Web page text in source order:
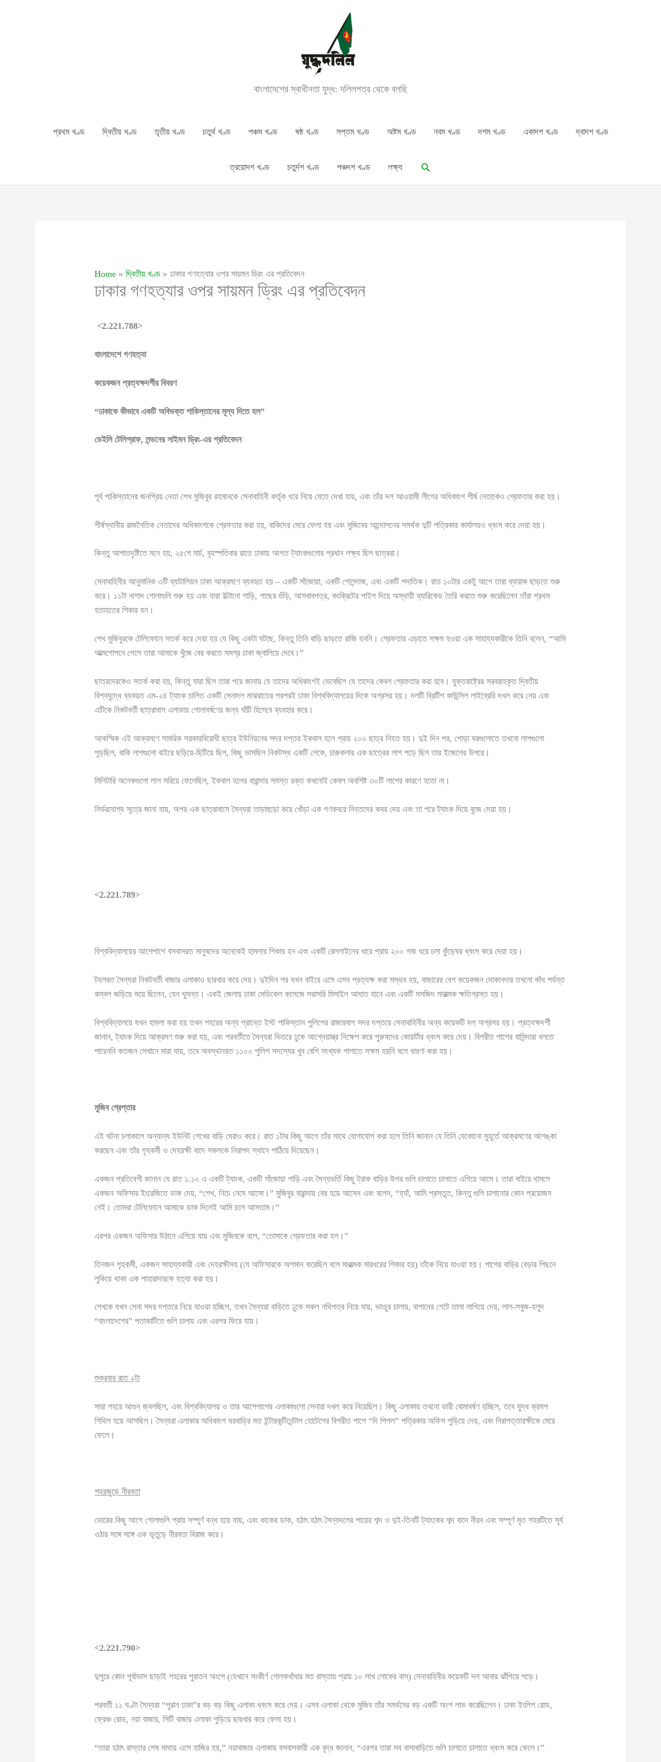
বাংলাদেশের স্বাধীনতা যুদ্ধ: দলিলপত্র থেকে বলছি
প্রথম খণ্ড দ্বিতীয় খণ্ড তৃতীয় খণ্ড চতুর্থ খণ্ড পঞ্চম খণ্ড ষষ্ঠ খণ্ড সপ্তম খণ্ড অষ্টম খণ্ড নবম খণ্ড দশম খণ্ড একাদশ খণ্ড দ্বাদশ খণ্ড
ত্রয়োদশ খণ্ড চতুর্দশ খণ্ড পঞ্চদশ খণ্ড লক্ষ্য Search
Home দ্বিতীয় খণ্ড ঢাকার গণহত্যার ওপর সায়মন ড্রিং এর প্রতিবেদন
ঢাকার গণহত্যার ওপর সায়মন ড্রিং এর প্রতিবেদন
<2.221.788>
বাংলাদেশে গণহত্যা
কয়েকজন প্রত্যক্ষদর্শীর বিবরণ
“ঢাকাকে কীভাবে একটি অবিভক্ত পাকিস্তানের মূল্য দিতে হল”
ডেইলি টেলিগ্রাফ, লন্ডনের সাইমন ড্রিং-এর প্রতিবেদন
পূর্ব পাকিস্তানের জনপ্রিয় নেতা শেখ মুজিবুর রহমানকে সেনাবাহিনী কর্তৃক ধরে নিয়ে যেতে দেখা যায়, এবং তাঁর দল আওয়ামী লীগের অধিকাংশ শীর্ষ নেতাকেও গ্রেফতার করা হয়।
শীর্ষস্থানীয় রাজনৈতিক নেতাদের অধিকাংশকে গ্রেফতার করা হয়, বাকিদের মেরে ফেলা হয় এবং মুজিবের আন্দোলনের সমর্থক দুটি পত্রিকার কার্যালয়ও ধ্বংস করে দেয়া হয়।
কিন্তু আপাতদৃষ্টিতে মনে হয়, ২৫শে মার্চ, বৃহস্পতিবার রাতে ঢাকায় আগত ট্যাংকগুলোর প্রধান লক্ষ্য ছিল ছাত্ররা।
সেনাবাহিনীর আনুমানিক ৩টি ব্যাটালিয়ন ঢাকা আক্রমণে ব্যবহৃত হয় – একটি সাঁজোয়া, একটি গোলন্দাজ, এবং একটি পদাতিক। রাত ১০টার একটু আগে তারা ব্যারাক ছাড়তে শুরু
করে। ১১টা নাগাদ গোলাগুলি শুরু হয় এবং যারা উল্টানো গাড়ি, গাছের গুঁড়ি, আসবাবপত্র, কংক্রিটের পাইপ দিয়ে অস্থায়ী ব্যারিকেড তৈরি করতে শুরু করেছিলেন তাঁরা প্রথম
হতাহতের শিকার হন।
শেখ মুজিবুরকে টেলিফোনে সতর্ক করে দেয়া হয় যে কিছু একটা ঘটছে, কিন্তু তিনি বাড়ি ছাড়তে রাজি হননি। গ্রেফতার এড়াতে সক্ষম হওয়া এক সাহায্যকারীকে তিনি বলেন, “আমি
আত্মগোপনে গেলে তারা আমাকে খুঁজে বের করতে সমগ্র ঢাকা জ্বালিয়ে দেবে।”
ছাত্রদেরকেও সতর্ক করা হয়, কিন্তু যারা ছিল তারা পরে জানায় যে তাদের অধিকাংশই ভেবেছিল যে তাদের কেবল গ্রেফতার করা হবে। যুক্তরাষ্ট্রের সরবরাহকৃত দ্বিতীয়
বিশ্বযুদ্ধে ব্যবহৃত এম-২৪ ট্যাংক চালিত একটি সেনাদল মাঝরাতের পরপরই ঢাকা বিশ্ববিদ্যালয়ের দিকে অগ্রসর হয়। দলটি ব্রিটিশ কাউন্সিল লাইব্রেরি দখল করে নেয় এবং
এটিকে নিকটবর্তী ছাত্রাবাস এলাকায় গোলাবর্ষণের জন্য ঘাঁটি হিসেবে ব্যবহার করে।
আকস্মিক এই আক্রমণে সামরিক সরকারবিরোধী ছাত্র ইউনিয়নের সদর দপ্তর ইকবাল হলে প্রায় ২০০ ছাত্র নিহত হয়। দুই দিন পর, পোড়া ঘরগুলোতে তখনো লাশগুলো
পুড়ছিল, বাকি লাশগুলো বাইরে ছড়িয়ে-ছিটিয়ে ছিল, কিছু ভাসছিল নিকটস্থ একটি লেকে, চারুকলার এক ছাত্রের লাশ পড়ে ছিল তার ইজেলের উপরে।
মিলিটারি অনেকগুলো লাশ সরিয়ে ফেলেছিল, ইকবাল হলের বারান্দার সমস্ত রক্ত কখনোই কেবল অবশিষ্ট ৩০টি লাশের কারণে হতো না।
নির্ভরযোগ্য সূত্রে জানা যায়, অপর এক ছাত্রাবাসে সৈন্যরা তাড়াহুড়ো করে খোঁড়া এক গণকবরে নিহতদের কবর দেয় এবং তা পরে ট্যাংক দিয়ে বুজে দেয়া হয়।
<2.221.789>
বিশ্ববিদ্যালয়ের আশেপাশে বসবাসরত মানুষদের অনেকেই হামলার শিকার হন এবং একটি রেললাইনের ধারে প্রায় ২০০ গজ ধরে চলা কুঁড়েঘর ধ্বংস করে দেয়া হয়।
টহলরত সৈন্যরা নিকটবর্তী বাজার এলাকাও ছারখার করে দেয়। দুইদিন পর যখন বাইরে এসে এসব প্রত্যক্ষ করা সম্ভব হয়, বাজারের বেশ কয়েকজন দোকানদার তখনো কাঁধ পর্যন্ত
কম্বল জড়িয়ে শুয়ে ছিলেন, যেন ঘুমন্ত। একই জেলায় ঢাকা মেডিকেল কলেজে সরাসরি মিসাইল আঘাত হানে এবং একটি মসজিদ মারাত্মক ক্ষতিগ্রস্ত হয়।
বিশ্ববিদ্যালয়ে যখন হামলা করা হয় তখন শহরের অন্য প্রান্তে ইস্ট পাকিস্তান পুলিশের রাজারবাগ সদর দপ্তরে সেনাবাহিনীর অন্য কয়েকটি দল অগ্রসর হয়। প্রত্যক্ষদর্শী
জানান, ট্যাংক দিয়ে আক্রমণ শুরু করা হয়, এবং পরবর্তীতে সৈন্যরা ভিতরে ঢুকে আগ্নেয়াস্ত্র নিক্ষেপ করে পুরুষদের কোয়ার্টার ধ্বংস করে দেয়। বিপরীত পাশের বাসিন্দারা বলতে
পারেননি কতজন সেখানে মারা যায়, তবে অবস্থানরত ১১০০ পুলিশ সদস্যের খুব বেশি সংখ্যক পালাতে সক্ষম হয়নি বলে ধারণা করা হয়।
মুজিব গ্রেপ্তার
এই ঘটনা চলাকালে অন্যান্য ইউনিট শেখের বাড়ি ঘেরাও করে। রাত ১টার কিছু আগে তাঁর সাথে যোগাযোগ করা হলে তিনি জানান যে তিনি যেকোনো মুহূর্তে আক্রমণের আশঙ্কা
করছেন এবং তাঁর গৃহকর্মী ও দেহরক্ষী বাদে সকলকে নিরাপদ স্থানে পাঠিয়ে দিয়েছেন।
একজন প্রতিবেশী জানান যে রাত ১.১০ এ একটি ট্যাংক, একটি সাঁজোয়া গাড়ি এবং সৈন্যভর্তি কিছু ট্রাক বাড়ির উপর গুলি চালাতে চালাতে এগিয়ে আসে। তারা বাইরে থামলে
একজন অফিসার ইংরেজিতে ডাক দেয়, “শেখ, নিচে নেমে আসো।” মুজিবুর বারান্দায় বের হয়ে আসেন এবং বলেন, “হ্যাঁ, আমি প্রস্তুত, কিন্তু গুলি চালানোর কোন প্রয়োজন
নেই। তোমরা টেলিফোনে আমাকে ডাক দিলেই আমি চলে আসতাম।”
এরপর একজন অফিসার উঠানে এগিয়ে যায় এবং মুজিবকে বলে, “তোমাকে গ্রেফতার করা হল।”
তিনজন গৃহকর্মী, একজন সাহায্যকারী এবং দেহরক্ষীসহ (যে অফিসারকে অপমান করেছিল বলে মারাত্মক মারধরের শিকার হয়) তাঁকে নিয়ে যাওয়া হয়। পাশের বাড়ির বেড়ার পিছনে
লুকিয়ে থাকা এক পাহারাদারকে হত্যা করা হয়।
শেখকে যখন সেনা সদর দপ্তরে নিয়ে যাওয়া হচ্ছিল, তখন সৈন্যরা বাড়িতে ঢুকে সকল নথিপত্র নিয়ে যায়, ভাংচুর চালায়, বাগানের গেটে তালা লাগিয়ে দেয়, লাল-সবুজ-হলুদ
“বাংলাদেশের” পতাকাটিতে গুলি চালায় এবং এরপর ফিরে যায়।
শুক্রবার রাত ২টা
সারা শহরে আগুন জ্বলছিল, এবং বিশ্ববিদ্যালয় ও তার আশেপাশের এলাকাগুলো সেনারা দখল করে নিয়েছিল। কিছু এলাকায় তখনো ভারী বোমাবর্ষণ হচ্ছিল, তবে যুদ্ধ ক্রমশ
শিথিল হয়ে আসছিল। সৈন্যরা এলাকার অধিকাংশ ঘরবাড়ির মত ইন্টারকন্টিনেন্টাল হোটেলের বিপরীত পাশে “দি পিপল” পত্রিকার অফিস পুড়িয়ে দেয়, এবং নিরাপত্তারক্ষীকে মেরে
ফেলে।
শহরজুড়ে নীরবতা
ভোরের কিছু আগে গোলাগুলি প্রায় সম্পূর্ণ বন্ধ হয়ে যায়, এবং কাকের ডাক, হঠাৎ হঠাৎ সৈন্যদলের পায়ের শব্দ ও দুই-তিনটি ট্যাংকের শব্দ বাদে নীরব এবং সম্পূর্ণ মৃত শহরটিতে সূর্য
ওঠার সঙ্গে সঙ্গে এক ভূতুড়ে নীরবতা বিরাজ করে।
<2.221.790>
দুপুরে কোন পূর্বাভাস ছাড়াই শহরের পুরাতন অংশে (যেখানে সংকীর্ণ গোলকধাঁধার মত রাস্তায় প্রায় ১০ লাখ লোকের বাস) সেনাবাহিনীর কয়েকটি দল আবার ঝাঁপিয়ে পড়ে।
পরবর্তী ১১ ঘণ্টা সৈন্যরা “পুরান ঢাকা”র বড় বড় কিছু এলাকা ধ্বংস করে দেয়। এসব এলাকা থেকে মুজিব তাঁর সমর্থনের বড় একটি অংশ লাভ করেছিলেন। ঢাকা ইংলিশ রোড,
ফ্রেঞ্চ রোড, নয়া বাজার, সিটি বাজার এলাকা পুড়িয়ে ছারখার করে ফেলা হয়।
“তারা হঠাৎ রাস্তার শেষ মাথায় এসে হাজির হয়,” নয়াবাজার এলাকায় বসবাসকারী এক বৃদ্ধ জানান, “এরপর তারা সব বাসাবাড়িতে গুলি চালাতে চালাতে ধ্বংস করে ফেলে।”